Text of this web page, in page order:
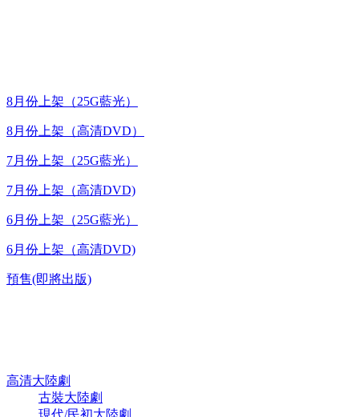
8月份上架（25G藍光）
8月份上架（高清DVD）
7月份上架（25G藍光）
7月份上架（高清DVD)
6月份上架（25G藍光）
6月份上架（高清DVD)
預售(即將出版)
高清大陸劇
古裝大陸劇
現代/民初大陸劇